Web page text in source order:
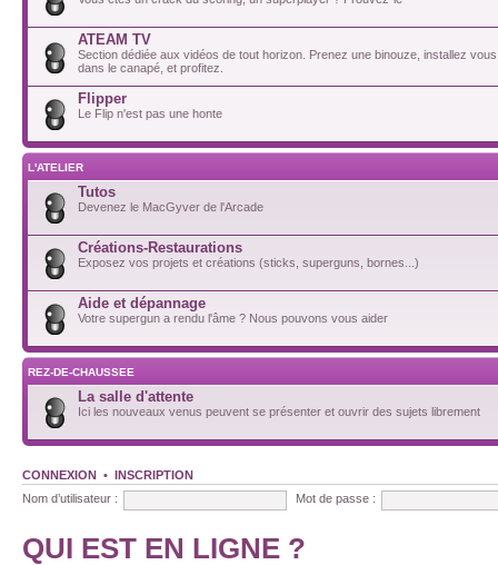
ATEAM TV
Section dédiée aux vidéos de tout horizon. Prenez une binouze, installez
dans le canapé, et profitez.
Flipper
Le Flip n'est pas une honte
L'ATELIER
Tutos
Devenez le MacGyver de l'Arcade
Créations-Restaurations
Exposez vos projets et créations (sticks, superguns, bornes...)
Aide et dépannage
Votre supergun a rendu l'âme ? Nous pouvons vous aider
REZ-DE-CHAUSSEE
La salle d'attente
Ici les nouveaux venus peuvent se présenter et ouvrir des sujets librement
CONNEXION • INSCRIPTION
Nom d’utilisateur :
Mot de passe :
QUI EST EN LIGNE ?